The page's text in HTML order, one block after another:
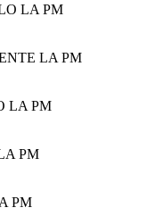
LA PM
LA PM
LA PM
PM
PM